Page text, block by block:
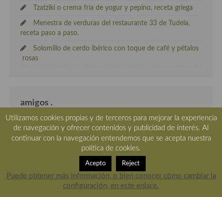
Tzatziki o crema fría de yogur y pepino, receta griega
Menestra de verduras del restaurante 33 de Tudela,
receta paso a paso.
Solomillo de cerdo ibérico con toque de café y pétalos
rosas
amigos .
A el rincón de cocinar
Acivecheria
cocineros de verdad
Utilizamos cookies propias y de terceros para mejorar la experiencia
de navegación y ofrecer contenidos y publicidad de interés. Al
continuar con la navegación entendemos que se acepta nuestra
política de cookies.
Acepto Reject
Puede obtener más información, o bien conocer cómo cambiar la
configuración, en este enlace.